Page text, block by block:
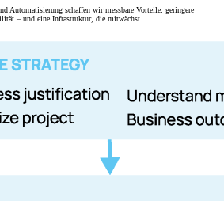
Automatisierung schaffen wir messbare Vorteile: geringere
– und eine Infrastruktur, die mitwächst.